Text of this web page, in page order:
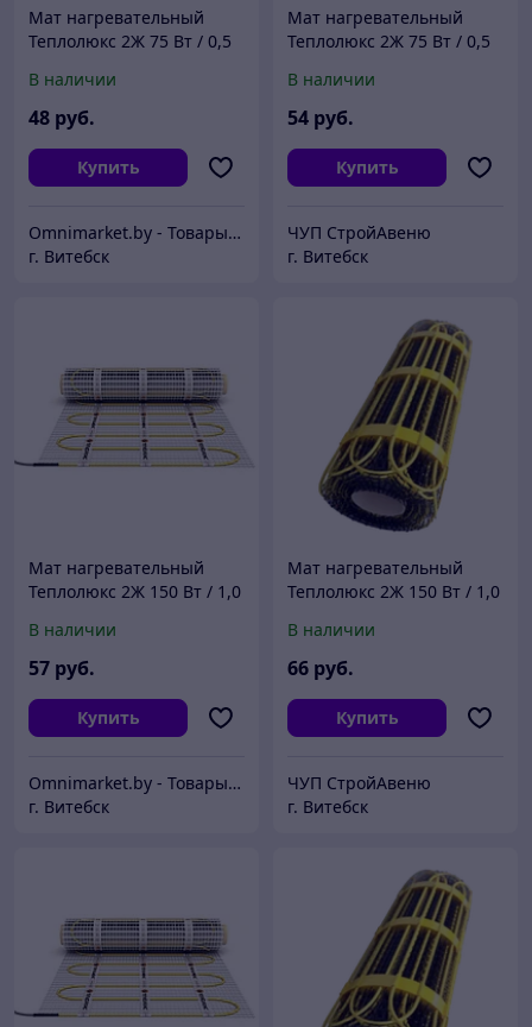
Мат нагревательный
Теплолюкс 2Ж 75 Вт / 0,5
В наличии
48 руб.
Купить
Omnimarket.by - Товары для дома и стройки с доставкой по Беларуси
г. Витебск
Мат нагревательный
Теплолюкс 2Ж 75 Вт / 0,5
В наличии
54 руб.
Купить
ЧУП СтройАвеню
г. Витебск
Мат нагревательный
Теплолюкс 2Ж 150 Вт / 1,0
В наличии
57 руб.
Купить
Omnimarket.by - Товары для дома и стройки с доставкой по Беларуси
г. Витебск
Мат нагревательный
Теплолюкс 2Ж 150 Вт / 1,0
В наличии
66 руб.
Купить
ЧУП СтройАвеню
г. Витебск